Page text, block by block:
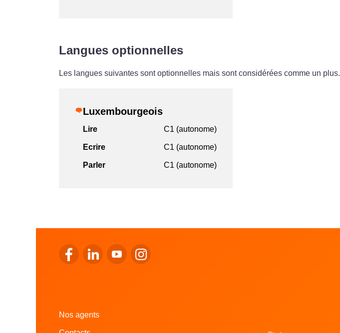
Langues optionnelles
Les langues suivantes sont optionnelles mais sont considérées comme un plus.
Luxembourgeois
Lire C1 (autonome)
Ecrire C1 (autonome)
Parler C1 (autonome)
Se rendre sur le facebook de LALUX
Se rendre sur le Linkedin de LALUX
Se rendre sur le youtube de LALUX
Se rendre sur l'instagram de LALUX
Nos agents